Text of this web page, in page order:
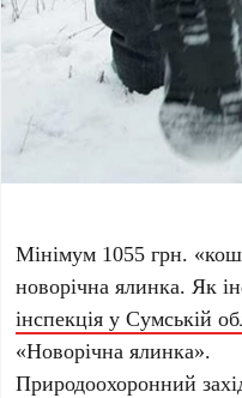
Мінімум 1055 грн.
новорічна ялинка. Як
інспекція у Сумській
«Новорічна ялинка».
Природоохоронний